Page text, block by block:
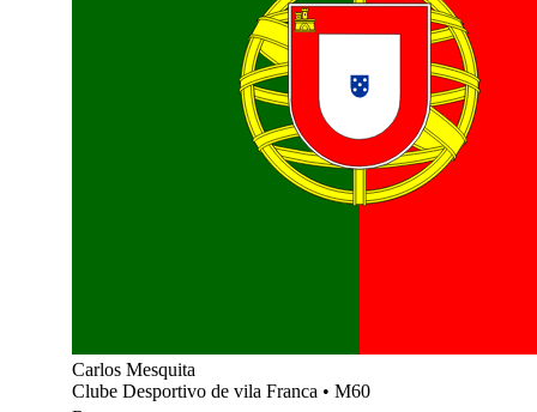
Carlos Mesquita
Clube Desportivo de vila Franca • M60